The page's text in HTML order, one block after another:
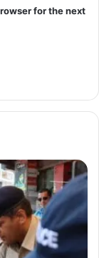
for the next